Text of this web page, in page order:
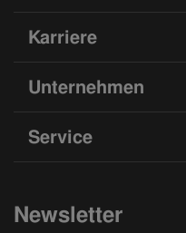
Karriere
Unternehmen
Service
Newsletter